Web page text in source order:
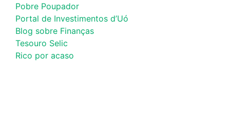
Pobre Poupador
Portal de Investimentos d’Uó
Blog sobre Finanças
Tesouro Selic
Rico por acaso